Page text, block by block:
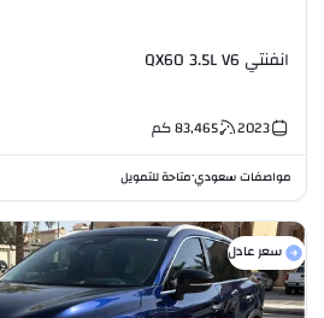
انفنتي QX60 3.5L V6
2023
83,465كم
مواصفات سعودي•متاحة للتمويل
سعر عادل